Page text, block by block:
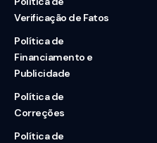
Verificação de Fatos
Política de
Financiamento e
Publicidade
Política de
Correções
Política de